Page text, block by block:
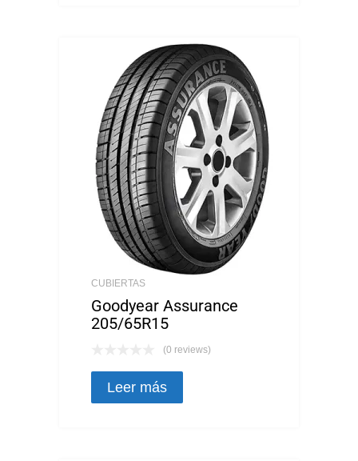
CUBIERTAS
Goodyear Assurance
205/65R15
(0 reviews)
Leer más